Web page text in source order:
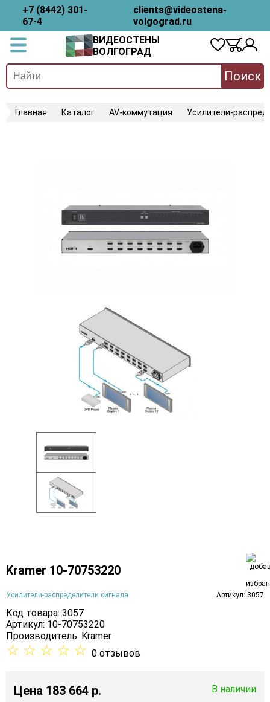
+7 (8442) 301-
67-4
clients@videostena-
volgograd.ru
ВИДЕОСТЕНЫ
ВОЛГОГРАД
Поиск
Главная Каталог AV-коммутация Усилители-
Kramer 10-70753220
Усилители-распределители сигнала Артикул: 3057
Код товара: 3057
Артикул: 10-70753220
Производитель: Kramer
☆ ☆ ☆ ☆ ☆ 0 отзывов
Цена 183 664 p. В наличии